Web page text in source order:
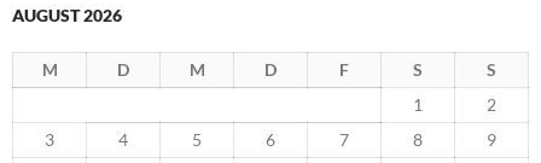
AUGUST 2026
M D M D F S
S
1
2
3
4 5 6 7 8
9